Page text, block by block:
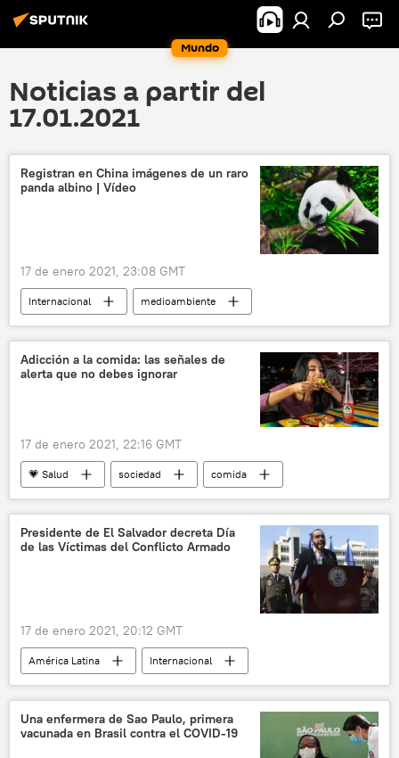
Mundo
Noticias a partir del
17.01.2021
Registran en China imágenes de un raro
panda albino | Vídeo
17 de enero 2021, 23:08 GMT
Internacional
medioambiente
sociedad
panda
osos
China
🌏 Asia noticias
Adicción a la comida: las señales de
alerta que no debes ignorar
17 de enero 2021, 22:16 GMT
💗 Salud sociedad
comida
comida basura
comida rápida
comida chatarra
comida saludable
psicología
adicción
Presidente de El Salvador decreta Día
de las Víctimas del Conflicto Armado
17 de enero 2021, 20:12 GMT
América Latina
Internacional
El Salvador
Guerra civil de El Salvador
Nayib Bukele
noticias
Una enfermera de Sao Paulo, primera
vacunada en Brasil contra el COVID-19